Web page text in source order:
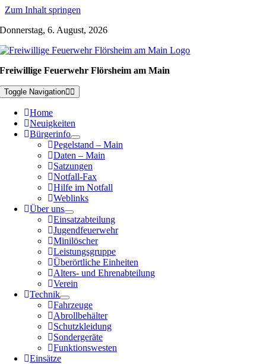
Zum Inhalt springen
Donnerstag, 6. August, 2026
Freiwillige Feuerwehr Flörsheim am Main
Toggle Navigation
Home
Neuigkeiten
Bürgerinfo
Pegelstand – Main
Daten – Main
Satzungen
Notfall-Fax
Hilfe im Notfall
Weblinks
Über uns
Einsatzabteilung
Jugendfeuerwehr
Minilöscher
Leistungsgruppe
Überörtliche Einheiten
Alters- und Ehrenabteilung
Verein
Technik
Fahrzeuge
Abrollbehälter
Schutzkleidung
Sondergeräte
Funktionswesten
Einsätze